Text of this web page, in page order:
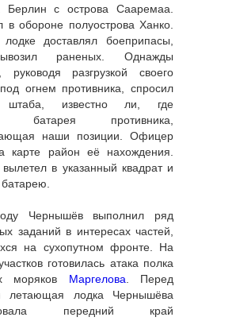
Берлин с острова Сааремаа.
в обороне полуострова Ханко.
доставлял боеприпасы,
раненых. Однажды
руководя разгрузкой своего
огнем противника, спросил
штаба, известно ли, где
батарея противника,
наши позиции. Офицер
карте район её нахождения.
в указанный квадрат и
Чернышёв выполнил ряд
заданий в интересах частей,
на сухопутном фронте. На
готовилась атака полка
моряков Маргелова . Перед
летающая лодка Чернышёва
передний край